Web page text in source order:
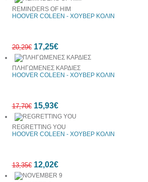
REMINDERS OF HIM
HOOVER COLEEN - ΧΟΥΒΕΡ ΚΟΛΙΝ
20,29€ 17,25€
ΠΛΗΓΩΜΕΝΕΣ ΚΑΡΔΙΕΣ
HOOVER COLEEN - ΧΟΥΒΕΡ ΚΟΛΙΝ
17,70€ 15,93€
REGRETTING YOU
HOOVER COLEEN - ΧΟΥΒΕΡ ΚΟΛΙΝ
13,35€ 12,02€